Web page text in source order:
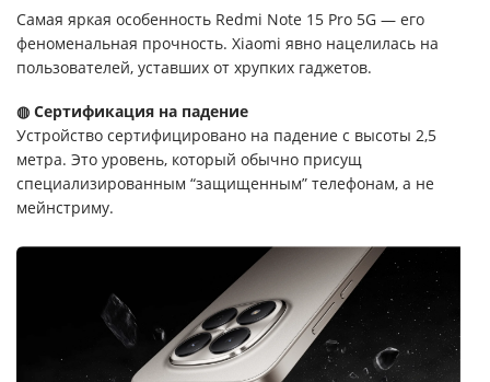
Самая яркая особенность Redmi Note 15 Pro 5G — его
феноменальная прочность. Xiaomi явно нацелилась на
пользователей, уставших от хрупких гаджетов.
◍ Сертификация на падение
Устройство сертифицировано на падение с высоты 2,5
метра. Это уровень, который обычно присущ
специализированным “защищенным” телефонам, а не
мейнстриму.